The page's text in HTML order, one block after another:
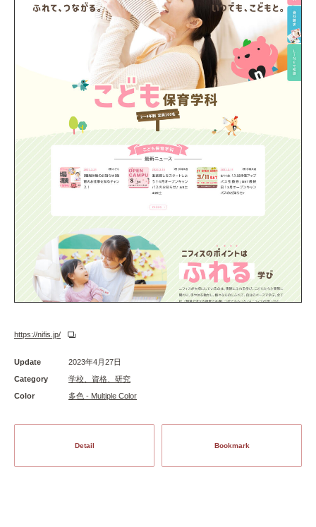
https://nifis.jp/
Update
2023年4月27日
Category
学校、資格、研究
Color
多色 - Multiple Color
Detail Bookmark